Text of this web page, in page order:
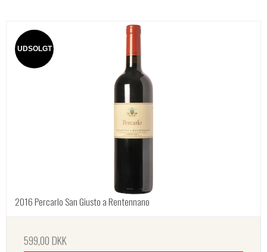
UDSOLGT
2016 Percarlo San Giusto a Rentennano
599,00 DKK